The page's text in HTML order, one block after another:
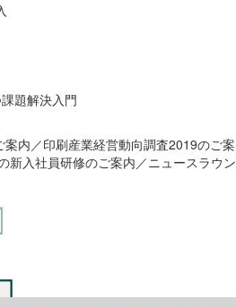
題解決入門
内／印刷産業経営動向調査2019のご
入社員研修のご案内／ニュースラウ